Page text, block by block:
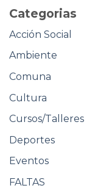
Categorias
Acción Social
Ambiente
Comuna
Cultura
Cursos/Talleres
Deportes
Eventos
FALTAS